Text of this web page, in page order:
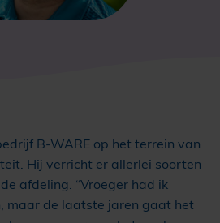
B-WARE op het terrein van
Hij verricht er allerlei soorten
afdeling. “Vroeger had ik
maar de laatste jaren gaat het